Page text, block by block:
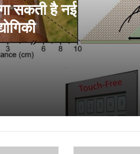
सकती है नई
डॉ डी.